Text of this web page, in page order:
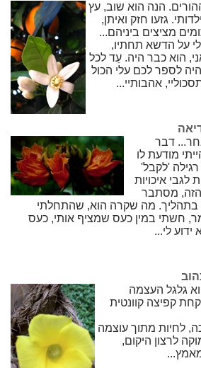
הנה הוא שוב, עץ
גזעו חזק ואיתן,
מציצים ביניהם...
על הדשא תחתיו,
הוא כבר היה. עֵד לכל
היה לספר לכם עלי הכול
אהבותיי...
דבר
מודעת לו
רגילה 'לקבל'
לגבי איכויות
מסתבר
בתהליך. מה שקרה הוא, שהתחלתי
חשתי במין כעס שמציף אותי, כעס
לי...
גלגל העצמה
קפיצה קוונטית
לחיות מתוך עוצמה
לרצון היקום,